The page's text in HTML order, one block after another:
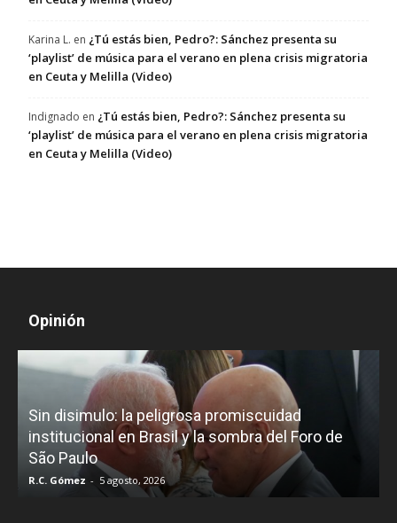
Karina L. en ¿Tú estás bien, Pedro?: Sánchez presenta su
‘playlist’ de música para el verano en plena crisis migratoria
en Ceuta y Melilla (Video)
Indignado en ¿Tú estás bien, Pedro?: Sánchez presenta su
‘playlist’ de música para el verano en plena crisis migratoria
en Ceuta y Melilla (Video)
Opinión
Sin disimulo: la peligrosa promiscuidad
institucional en Brasil y la sombra del Foro de
São Paulo
R.C. Gómez - 5 agosto, 2026